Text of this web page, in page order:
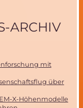
ARCHIV
mit
über
X-Höhenmodelle